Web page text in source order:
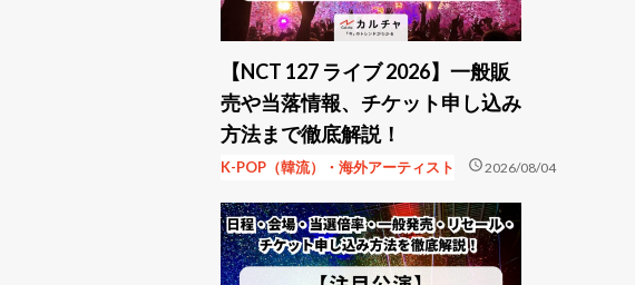
【NCT 127 ライブ 2026】一般販
売や当落情報、チケット申し込み
方法まで徹底解説！
K-POP（韓流）・海外アーティスト schedule2026/08/04